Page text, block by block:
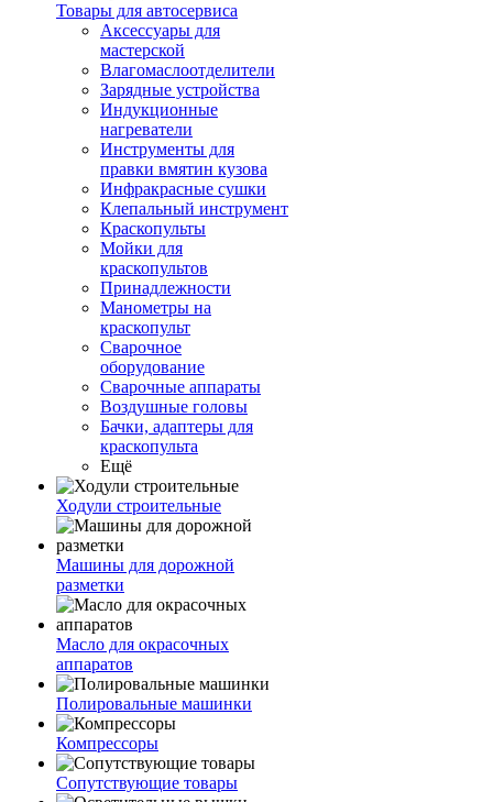
Товары для автосервиса
Аксессуары для
мастерской
Влагомаслоотделители
Зарядные устройства
Индукционные
нагреватели
Инструменты для
правки вмятин кузова
Инфракрасные сушки
Клепальный инструмент
Краскопульты
Мойки для
краскопультов
Принадлежности
Манометры на
краскопульт
Сварочное
оборудование
Сварочные аппараты
Воздушные головы
Бачки, адаптеры для
краскопульта
Ещё
Ходули строительные
Машины для дорожной
разметки
Масло для окрасочных
аппаратов
Полировальные машинки
Компрессоры
Сопутствующие товары